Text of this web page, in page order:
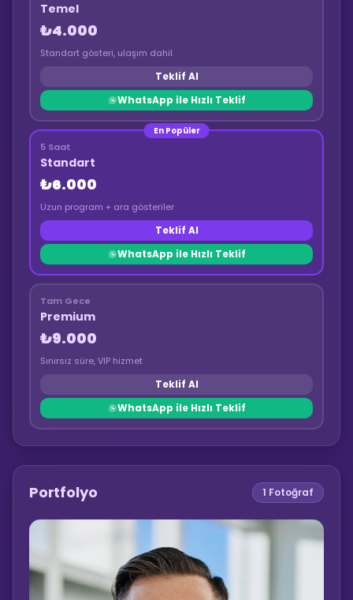
Temel
₺4.000
Standart gösteri, ulaşım dahil
Teklif Al
WhatsApp ile Hızlı Teklif
En Popüler
5 Saat
Standart
₺6.000
Uzun program + ara gösteriler
Teklif Al
WhatsApp ile Hızlı Teklif
Tam Gece
Premium
₺9.000
Sınırsız süre, VIP hizmet
Teklif Al
WhatsApp ile Hızlı Teklif
Portfolyo 1 Fotoğraf